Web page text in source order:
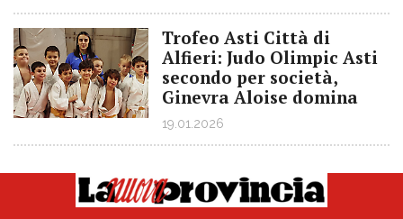
Trofeo Asti Città di
Alfieri: Judo Olimpic Asti
secondo per società,
Ginevra Aloise domina
19.01.2026